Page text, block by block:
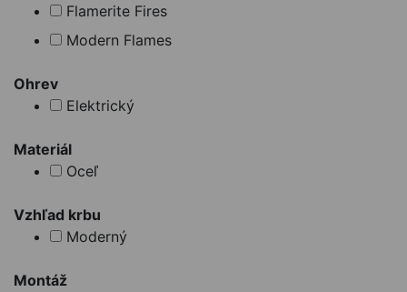
Flamerite Fires
Modern Flames
Ohrev
Elektrický
Materiál
Oceľ
Vzhľad krbu
Moderný
Montáž